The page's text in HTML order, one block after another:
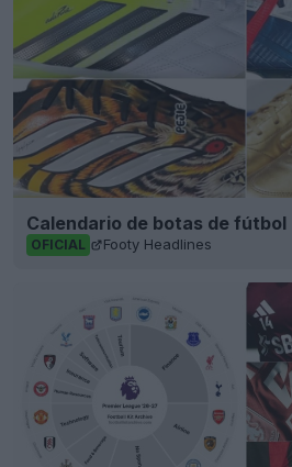
Calendario de botas de fútbol
OFICIAL Footy Headlines